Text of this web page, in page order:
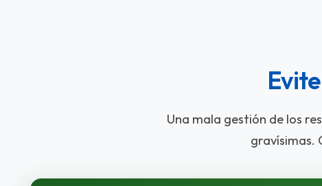
Una mala gestión de los
gravísimas.